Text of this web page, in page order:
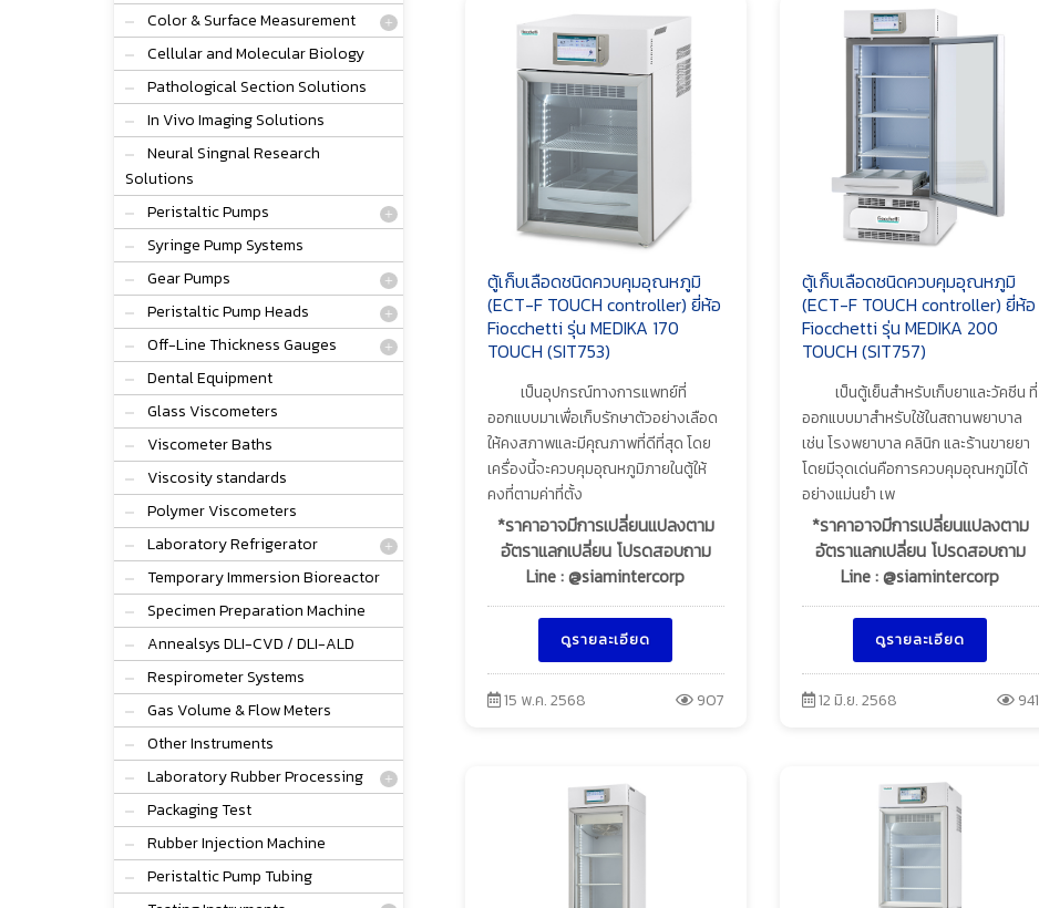
Color & Surface Measurement
Cellular and Molecular Biology
Pathological Section Solutions
In Vivo Imaging Solutions
Neural Singnal Research
Solutions
Peristaltic Pumps
Syringe Pump Systems
Gear Pumps
Peristaltic Pump Heads
Off-Line Thickness Gauges
Dental Equipment
Glass Viscometers
Viscometer Baths
Viscosity standards
Polymer Viscometers
Laboratory Refrigerator
Temporary Immersion Bioreactor
Specimen Preparation Machine
Annealsys DLI-CVD / DLI-ALD
Respirometer Systems
Gas Volume & Flow Meters
Other Instruments
Laboratory Rubber Processing
Packaging Test
Rubber Injection Machine
Peristaltic Pump Tubing
ตู้เก็บเลือดชนิดควบคุมอุณหภูมิ
(ECT-F TOUCH controller) ยี่ห้อ
Fiocchetti รุ่น MEDIKA 170
TOUCH (SIT753)
เป็นอุปกรณ์ทางการแพทย์ที่
ออกแบบมาเพื่อเก็บรักษาตัวอย่างเลือด
ให้คงสภาพและมีคุณภาพที่ดีที่สุด โดย
เครื่องนี้จะควบคุมอุณหภูมิภายในตู้ให้
คงที่ตามค่าที่ตั้ง
*ราคาอาจมีการเปลี่ยนแปลงตาม
อัตราแลกเปลี่ยน โปรดสอบถาม
Line : @siamintercorp
ดูรายละเอียด
15 พ.ค. 2568 907
ตู้เก็บเลือดชนิดควบคุมอุณหภูมิ
(ECT-F TOUCH controller) ยี่ห้อ
Fiocchetti รุ่น MEDIKA 200
TOUCH (SIT757)
เป็นตู้เย็นสำหรับเก็บยาและวัคซีน ที่
ออกแบบมาสำหรับใช้ในสถานพยาบาล
เช่น โรงพยาบาล คลินิก และร้านขายยา
โดยมีจุดเด่นคือการควบคุมอุณหภูมิได้
อย่างแม่นยำ เพ
*ราคาอาจมีการเปลี่ยนแปลงตาม
อัตราแลกเปลี่ยน โปรดสอบถาม
Line : @siamintercorp
ดูรายละเอียด
12 มิ.ย. 2568 941